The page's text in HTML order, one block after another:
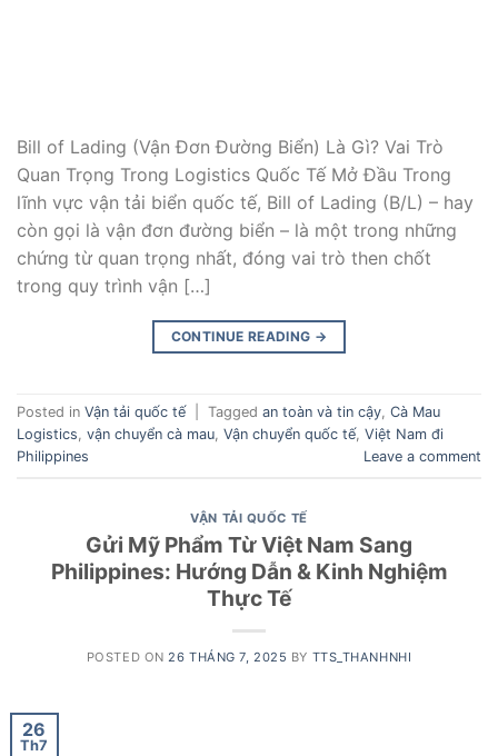
Bill of Lading (Vận Đơn Đường Biển) Là Gì? Vai Trò
Quan Trọng Trong Logistics Quốc Tế Mở Đầu Trong
lĩnh vực vận tải biển quốc tế, Bill of Lading (B/L) – hay
còn gọi là vận đơn đường biển – là một trong những
chứng từ quan trọng nhất, đóng vai trò then chốt
trong quy trình vận […]
CONTINUE READING →
Posted in Vận tải quốc tế Tagged an toàn và tin cậy, Cà Mau
Logistics, vận chuyển cà mau, Vận chuyển quốc tế, Việt Nam đi
Philippines
Leave a comment
VẬN TẢI QUỐC TẾ
Gửi Mỹ Phẩm Từ Việt Nam Sang
Philippines: Hướng Dẫn & Kinh Nghiệm
Thực Tế
POSTED ON 26 THÁNG 7, 2025 BY TTS_THANHNHI
26
Th7